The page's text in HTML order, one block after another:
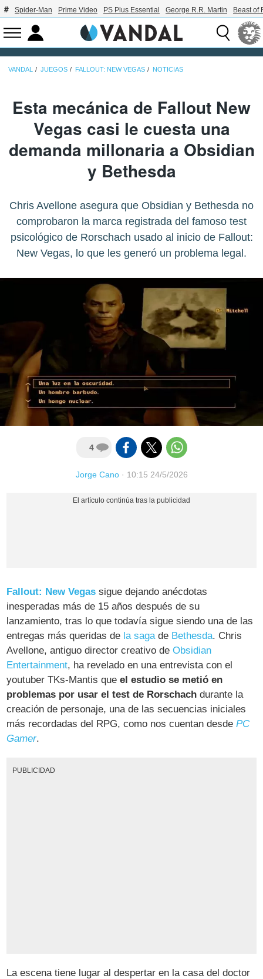
Spider-Man Prime Video PS Plus Essential George R.R. Martin Beast of
VANDAL JUEGOS FALLOUT: NEW VEGAS NOTICIAS
Esta mecánica de Fallout New
Vegas casi le cuesta una
demanda millonaria a Obsidian
y Bethesda
Chris Avellone asegura que Obsidian y Bethesda no
comprobaron la marca registrada del famoso test
psicológico de Rorschach usado al inicio de Fallout:
New Vegas, lo que les generó un problema legal.
4
Jorge Cano· 10:15 24/5/2026
Fallout: New Vegas sigue dejando anécdotas
inesperadas más de 15 años después de su
lanzamiento, tras lo que todavía sigue siendo una de las
entregas más queridas de la sagade Bethesda. Chris
Avellone, antiguo director creativo deObsidian
Entertainment, ha revelado en una entrevista con el
youtuber TKs-Mantis queel estudio se metió en
problemas por usar el test de Rorschach durante la
creación de personaje, una de las secuencias iniciales
más recordadas del RPG, como nos cuentan desdePC
Gamer.
PUBLICIDAD
La escena tiene lugar al despertar en la casa del doctor